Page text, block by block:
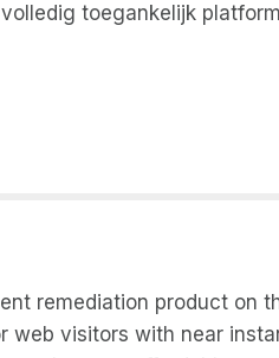
toegankelijk
remediation product on
visitors with near